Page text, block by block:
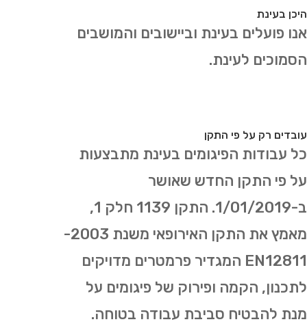
היכן בעינת
אנו פועלים בעינת וביישובים והמושבים
הסמוכים לעינת.
עובדים רק על פי התקן
כל עבודות הפיגומים בעינת מתבצעות
על פי התקן החדש שאושר
ב-1/01/2019. התקן 1139 חלק 1,
מאמץ את התקן האירופאי משנת 2003-
EN12811 המגדיר פרמטרים מדויקים
לתכנון, הקמה ופירוק של פיגומים על
מנת להבטיח סביבת עבודה בטוחה.